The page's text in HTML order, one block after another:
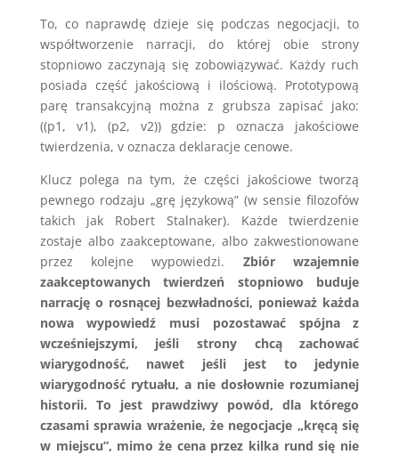
To, co naprawdę dzieje się podczas negocjacji, to
współtworzenie narracji, do której obie strony
stopniowo zaczynają się zobowiązywać. Każdy ruch
posiada część jakościową i ilościową. Prototypową
parę transakcyjną można z grubsza zapisać jako:
((p1, v1), (p2, v2)) gdzie: p oznacza jakościowe
twierdzenia, v oznacza deklaracje cenowe.
Klucz polega na tym, że części jakościowe tworzą
pewnego rodzaju „grę językową” (w sensie filozofów
takich jak Robert Stalnaker). Każde twierdzenie
zostaje albo zaakceptowane, albo zakwestionowane
przez kolejne wypowiedzi. Zbiór wzajemnie
zaakceptowanych twierdzeń stopniowo buduje
narrację o rosnącej bezwładności, ponieważ każda
nowa wypowiedź musi pozostawać spójna z
wcześniejszymi, jeśli strony chcą zachować
wiarygodność, nawet jeśli jest to jedynie
wiarygodność rytuału, a nie dosłownie rozumianej
historii. To jest prawdziwy powód, dla którego
czasami sprawia wrażenie, że negocjacje „kręcą się
w miejscu”, mimo że cena przez kilka rund się nie